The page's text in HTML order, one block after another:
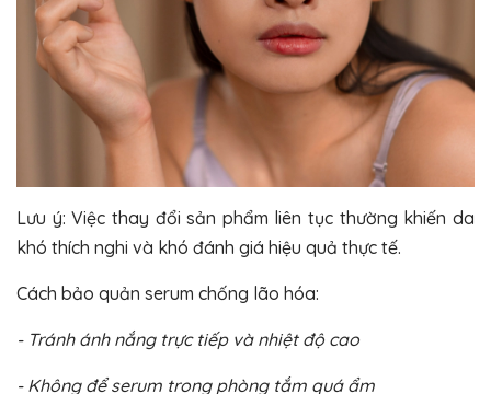
Lưu ý: Việc thay đổi sản phẩm liên tục thường khiến da
khó thích nghi và khó đánh giá hiệu quả thực tế.
Cách bảo quản serum chống lão hóa:
- Tránh ánh nắng trực tiếp và nhiệt độ cao
- Không để serum trong phòng tắm quá ẩm